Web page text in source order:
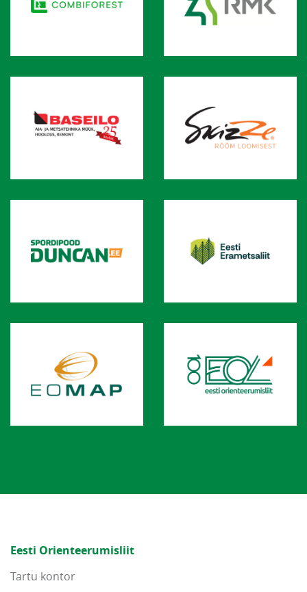
Eesti Orienteerumisliit
Tartu kontor